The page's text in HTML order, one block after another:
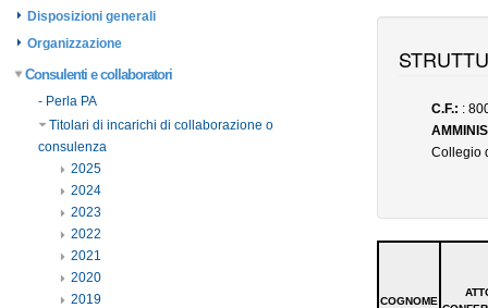
Disposizioni generali
Organizzazione
Consulenti e collaboratori
- Perla PA
Titolari di incarichi di collaborazione o
consulenza
2025
2024
2023
2022
2021
2020
2019